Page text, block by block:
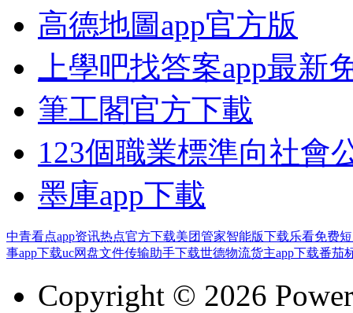
高德地圖app官方版
上學吧找答案app最新
筆工閣官方下載
123個職業標準向社會
墨庫app下載
中青看点app资讯热点官方下载美团管家智能版下载乐看免费
事app下载uc网盘文件传输助手下载世德物流货主app下载番茄
Copyright © 2026